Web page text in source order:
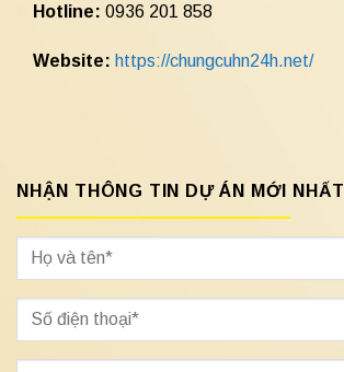
Hotline: 0936 201 858
Website: https://chungcuhn24h.net/
NHẬN THÔNG TIN DỰ ÁN MỚI NHẤT